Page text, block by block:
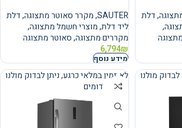
,דלת
,
SAUTER
,מקרר סאוטר מתצוגה,דלת
ליד דלת,מוצרי חשמל מתצוגה,
מקררים מתצוגה,סאוטר מתצוגה
6,794₪
מידע נוסף
מולנו
נמכר
לא זמין במלאי כרגע, ניתן לבדוק מולנו
מוצרים דומים